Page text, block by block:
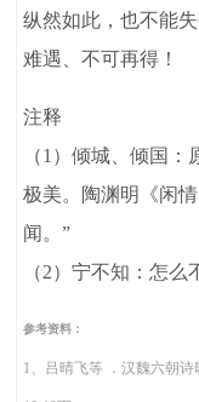
纵然如此，也不能
难遇、不可再得！
注释
（1）倾城、倾国
极美。陶渊明《闲
闻。”
（2）宁不知：怎么
参考资料：
1、吕晴飞等 ．汉魏六朝诗